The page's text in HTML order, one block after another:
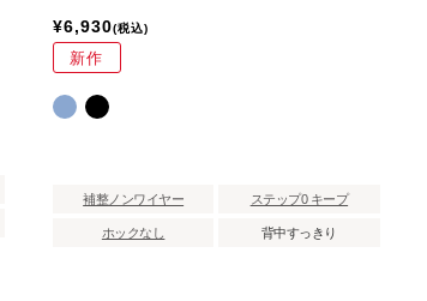
¥6,930 税込
新作
補整ノンワイヤー ステップ0 キープ
ホックなし 背中すっきり